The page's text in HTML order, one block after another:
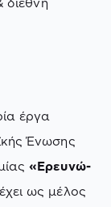
έργα
Ένωσης
«Ερευνώ-
ως μέλος